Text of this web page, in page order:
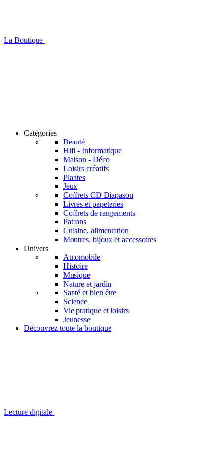
La Boutique
Catégories
Beauté
Hifi - Informatique
Maison - Déco
Loisirs créatifs
Plantes
Jeux
Coffrets CD Diapason
Livres et papeteries
Coffrets de rangements
Patrons
Cuisine, alimentation
Montres, bijoux et accessoires
Univers
Automobile
Histoire
Musique
Nature et jardin
Santé et bien être
Science
Vie pratique et loisirs
Jeunesse
Découvrez toute la boutique
Lecture digitale